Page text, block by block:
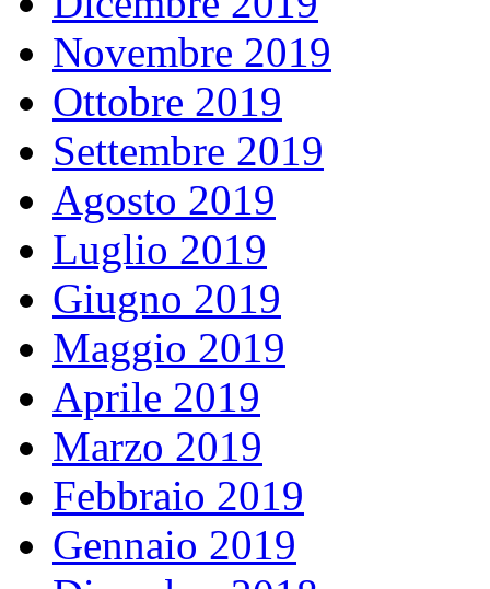
Novembre 2019
Ottobre 2019
Settembre 2019
Agosto 2019
Luglio 2019
Giugno 2019
Maggio 2019
Aprile 2019
Marzo 2019
Febbraio 2019
Gennaio 2019